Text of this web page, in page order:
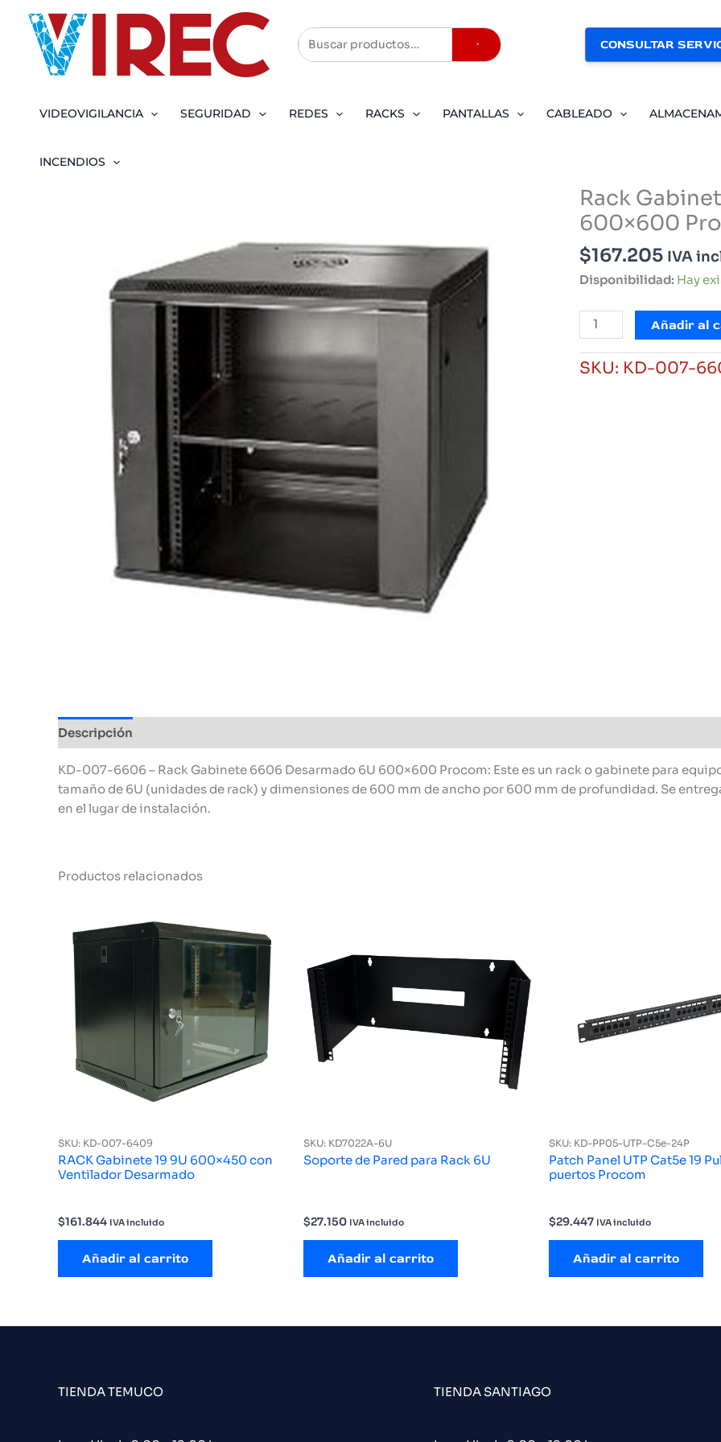
contenido
Buscar CONSULTAR
VIDEOVIGILANCIA SEGURIDAD REDES RACKS PANTALLAS CABLEADO
INCENDIOS
Rack
600×600
$167.205 IVA
Disponibilidad: Hay
Rack
Gabinete
6606
Desarmado
Añadir al
SKU: KD-007-
Descripción
KD-007-6606 – Rack Gabinete 6606 Desarmado 6U 600×600 Procom: Este es un rack o gabinete para
tamaño de 6U (unidades de rack) y dimensiones de 600 mm de ancho por 600 mm de profundidad. Se
en el lugar de instalación.
Productos relacionados
SKU: KD-007-6409
RACK Gabinete 19 9U 600×450 con
Ventilador Desarmado
$161.844 IVA incluido
Añadir al carrito
SKU: KD7022A-6U
Soporte de Pared para Rack 6U
$27.150 IVA incluido
Añadir al carrito
SKU: KD-PP05-UTP-C5e-24P
Patch Panel UTP Cat5e 19
puertos Procom
$29.447 IVA incluido
Añadir al carrito
TIENDA TEMUCO TIENDA SANTIAGO